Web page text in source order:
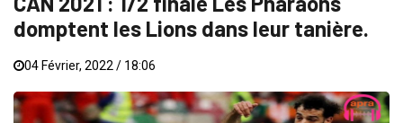
domptent les Lions dans leur tanière.
04 Février, 2022 / 18:06